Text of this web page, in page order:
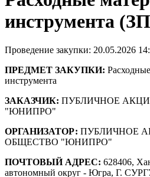
инструмента
Проведение закупки: 20.05.2026
ПРЕДМЕТ ЗАКУПКИ:
инструмента
ЗАКАЗЧИК: ПУБЛИЧНОЕ
"ЮНИПРО"
ОРГАНИЗАТОР: ПУБЛИЧНОЕ
ОБЩЕСТВО "ЮНИПРО"
ПОЧТОВЫЙ АДРЕС: 628406,
автономный округ - Югра, Г.